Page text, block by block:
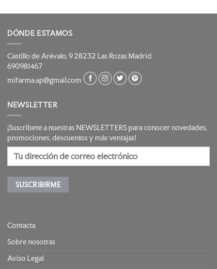
DÓNDE ESTAMOS
Castillo de Arévalo, 9 28232 Las Rozas Madrid
690981467
mifarma.ap@gmail.com
NEWSLETTER
¡Suscríbete a nuestras NEWSLETTERS para conocer novedades,
promociones, descuentos y más ventajas!
Contacta
Sobre nosotras
Aviso Legal